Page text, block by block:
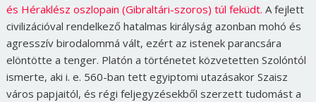
és Héraklész oszlopain (Gibraltári-szoros) túl feküdt. A fejlett
civilizációval rendelkező hatalmas királyság azonban mohó és
agresszív birodalommá vált, ezért az istenek parancsára
elöntötte a tenger. Platón a történetet közvetetten Szolóntól
ismerte, aki i. e. 560-ban tett egyiptomi utazásakor Szaisz
város papjaitól, és régi feljegyzésekből szerzett tudomást a